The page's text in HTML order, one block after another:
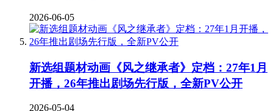
2026-06-05
新选组题材动画《风之继承者》定档：27年1月
开播，26年推出剧场先行版，全新PV公开
2026-05-04